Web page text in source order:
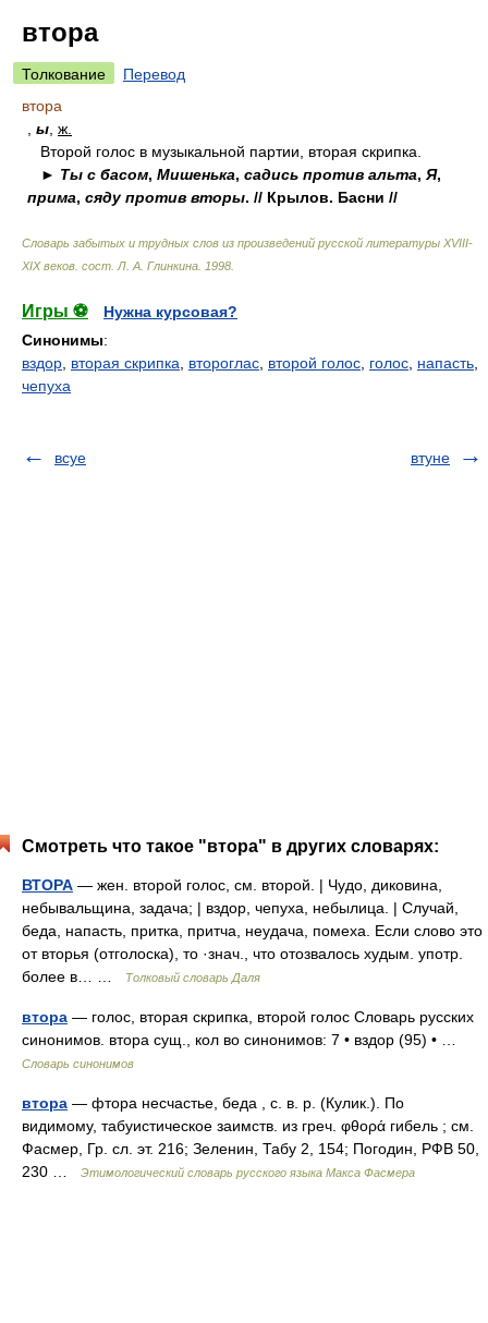
втора
Толкование
Перевод
втора
ы ж.
Второй голос в музыкальной партии, вторая скрипка.
► Ты с басом, Мишенька, садись против альта, Я,
прима, сяду против вторы. // Крылов. Басни //
Словарь забытых и трудных слов из произведений русской литературы ХVIII-
ХIХ веков сост. Л. А. Глинкина 1998
Игры ⚽
Нужна курсовая?
Синонимы:
вздор вторая скрипка второглас второй голос голос напасть
чепуха
всуе втуне
Смотреть что такое "втора" в других словарях:
ВТОРА — жен. второй голос, см. второй. | Чудо, диковина,
небывальщина, задача; | вздор, чепуха, небылица. | Случай,
беда, напасть, притка, притча, неудача, помеха. Если слово это
от вторья (отголоска), то ·знач., что отозвалось худым. употр.
более в… …
Толковый словарь Даля
втора — голос, вторая скрипка, второй голос Словарь русских
синонимов. втора сущ., кол во синонимов: 7 • вздор (95) • …
Словарь синонимов
втора — фтора несчастье, беда , с. в. р. (Кулик.). По
видимому, табуистическое заимств. из греч. φθορά гибель ; см.
Фасмер, Гр. сл. эт. 216; Зеленин, Табу 2, 154; Погодин, РФВ 50,
230 …
Этимологический словарь русского языка Макса Фасмера